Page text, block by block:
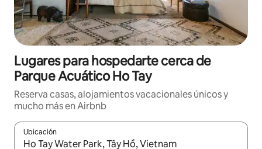
Lugares para hospedarte cerca de
Parque Acuático Ho Tay
Reserva casas, alojamientos vacacionales únicos y
mucho más en Airbnb
Ubicación
Cuando los resultados estén disponibles, podrás navegar